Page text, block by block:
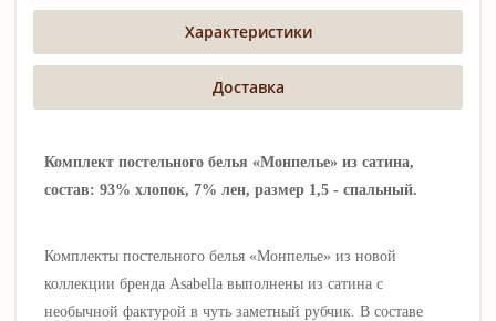
Характеристики
Доставка
Комплект постельного белья «Монпелье» из сатина,
состав: 93% хлопок, 7% лен, размер 1,5 - спальный.
Комплекты постельного белья «Монпелье» из новой
коллекции бренда Asabella выполнены из сатина с
необычной фактурой в чуть заметный рубчик. В составе